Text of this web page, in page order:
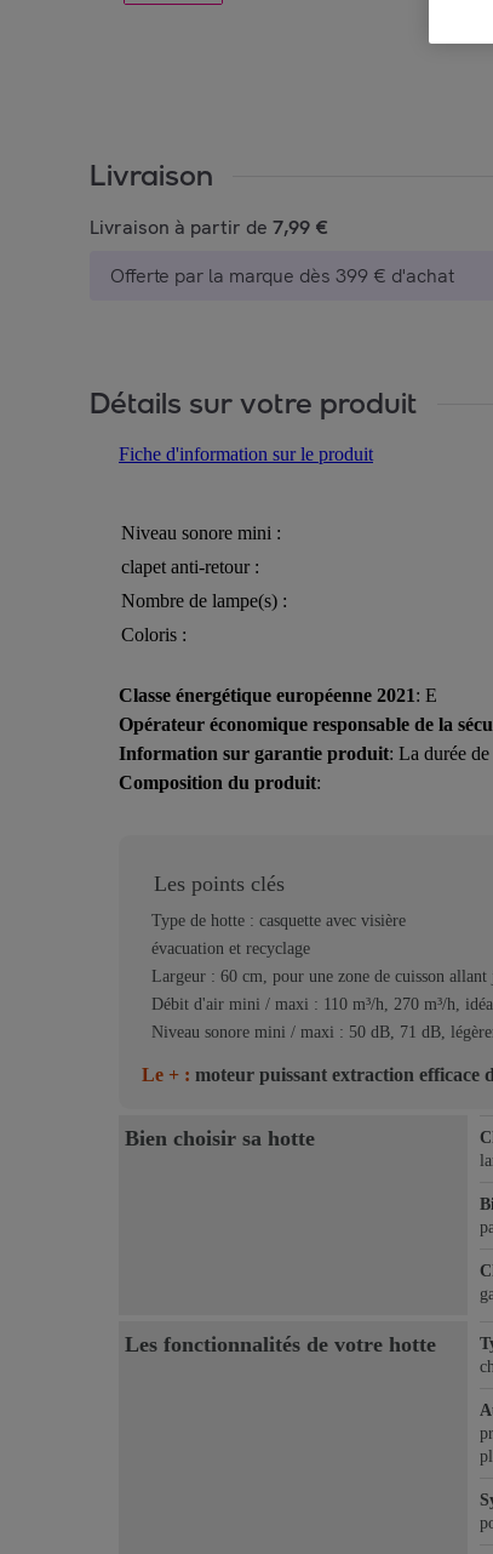
Livraison
Livraison à partir de 7,99 €
Offerte par la marque dès 399 € d'achat
Détails sur votre produit
Fiche d'information sur le produit
Niveau sonore mini :
clapet anti-retour :
Nombre de lampe(s) :
Coloris :
Classe énergétique européenne 2021: E
Opérateur économique responsable de la
Information sur garantie produit: La durée
Composition du produit:
Les points clés
Type de hotte : casquette avec visière
évacuation et recyclage
Largeur : 60 cm, pour une zone de cuisson
Débit d'air mini / maxi : 110 m³/h, 270 m³/h,
Niveau sonore mini / maxi : 50 dB, 71 dB,
Le + : moteur puissant extraction efficace
Bien choisir sa hotte
Les fonctionnalités de votre hotte